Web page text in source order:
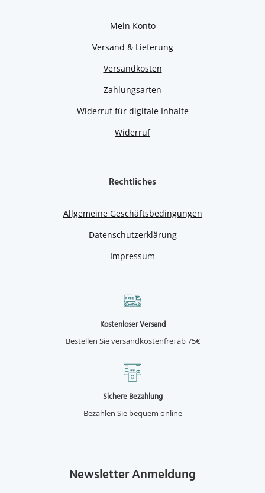
Mein Konto
Versand & Lieferung
Versandkosten
Zahlungsarten
Widerruf für digitale Inhalte
Widerruf
Rechtliches
Allgemeine Geschäftsbedingungen
Datenschutzerklärung
Impressum
Kostenloser Versand
Bestellen Sie versandkostenfrei ab 75€
Sichere Bezahlung
Bezahlen Sie bequem online
Newsletter Anmeldung